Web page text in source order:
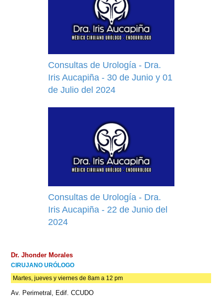
Consultas de Urología - Dra.
Iris Aucapiña - 30 de Junio y 01
de Julio del 2024
Consultas de Urología - Dra.
Iris Aucapiña - 22 de Junio del
2024
Dr. Jhonder Morales
CIRUJANO URÓLOGO
Martes, jueves y viernes de 8am a 12 pm
Av. Perimetral, Edif. CCUDO